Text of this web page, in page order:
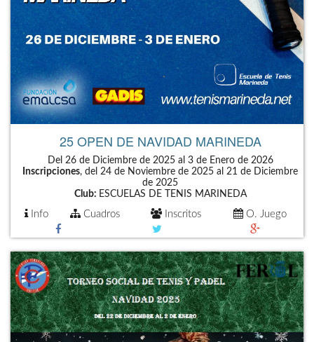
25 OPEN DE NAVIDAD MARINEDA
Del 26 de Diciembre de 2025 al 3 de Enero de 2026
Inscripciones, del 24 de Noviembre de 2025 al 21 de Diciembre
de 2025
Club: ESCUELAS DE TENIS MARINEDA
Info Cuadros Inscritos O. Juego